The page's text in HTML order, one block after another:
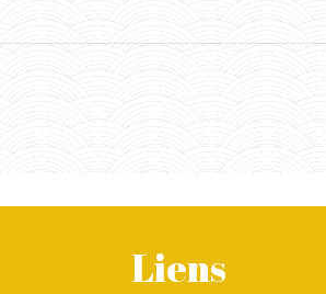
Liens